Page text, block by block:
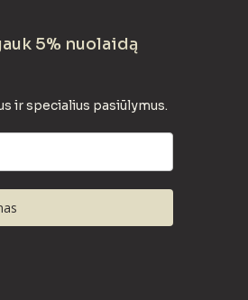
5% nuolaidą
ir specialius pasiūlymus.